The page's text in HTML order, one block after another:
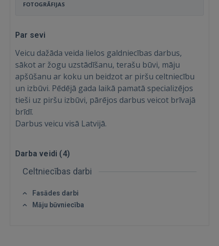
FOTOGRĀFIJAS
Par sevi
Veicu dažāda veida lielos galdniecības darbus,
sākot ar žogu uzstādīšanu, terašu būvi, māju
apšūšanu ar koku un beidzot ar piršu celtniecību
un izbūvi. Pēdējā gada laikā pamatā specializējos
tieši uz piršu izbūvi, pārējos darbus veicot brīvajā
brīdī.
Darbus veicu visā Latvijā.
Darba veidi (4)
Celtniecības darbi
Fasādes darbi
Māju būvniecība